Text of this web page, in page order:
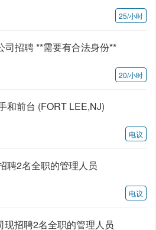
25/小时
司招聘 **需要有合法身份**
20/小时
和前台 (FORT LEE,NJ)
电议
聘2名全职的管理人员
电议
现招聘2名全职的管理人员